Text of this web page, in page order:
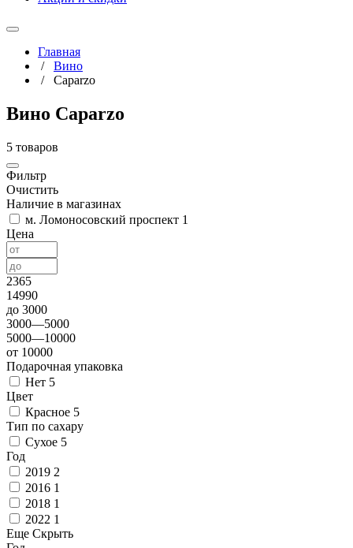
Главная
/ Вино
/ Caparzo
Вино Caparzo
5 товаров
Фильтр
Очистить
Наличие в магазинах
м. Ломоносовский проспект 1
Цена
2365
14990
до 3000
3000—5000
5000—10000
от 10000
Подарочная упаковка
Нет 5
Цвет
Красное 5
Тип по сахару
Сухое 5
Год
2019 2
2016 1
2018 1
2022 1
Еще Скрыть